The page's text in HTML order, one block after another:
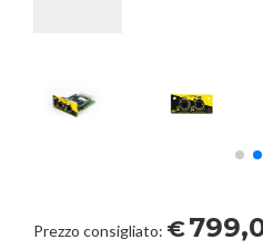
Prezzo consigliato: €